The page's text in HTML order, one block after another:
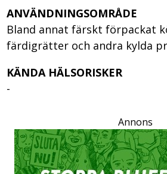
ANVÄNDNINGSOMRÅDE
Bland annat färskt förpackat
färdigrätter och andra kylda
KÄNDA HÄLSORISKER
-
Annons